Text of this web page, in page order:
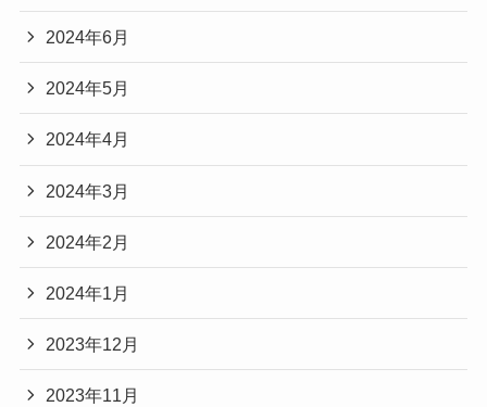
2024年6月
2024年5月
2024年4月
2024年3月
2024年2月
2024年1月
2023年12月
2023年11月